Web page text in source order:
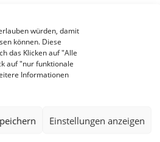
würden, damit
können. Diese
das Klicken auf "Alle
auf "nur funktionale
Informationen
Einstellungen anzeigen
Annual
zum 26.